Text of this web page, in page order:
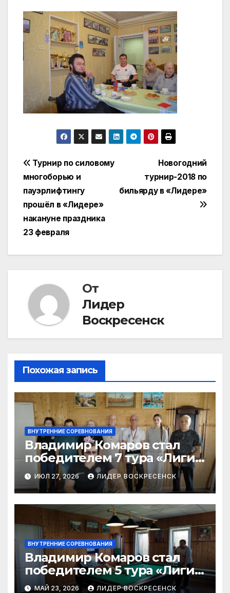
Навигация
по
записям
Новогодний
турнир-2018 по
бильярду в «Лидере»
Турнир по силовому
многоборью и
пауэрлифтингу
прошёл в «Лидере»
накануне праздника
23 февраля
От
Лидер
Воскресенск
Похожая запись
ВНУТРЕННИЕ СОРЕВНОВАНИЯ
Владимир Комаров стал
победителем 7 тура «Лиги
бильярда»-2026
ИЮЛ 27, 2026 ЛИДЕР ВОСКРЕСЕНСК
ВНУТРЕННИЕ СОРЕВНОВАНИЯ
Владимир Комаров стал
победителем 5 тура «Лиги
бильярда-2026»
МАЙ 23, 2026 ЛИДЕР ВОСКРЕСЕНСК